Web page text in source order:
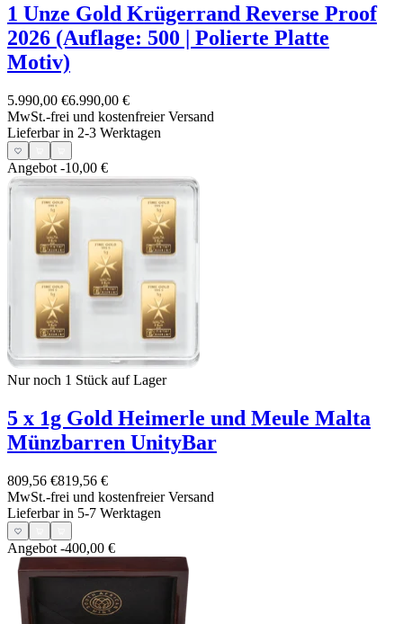
1 Unze Gold Krügerrand Reverse Proof
2026 (Auflage: 500 | Polierte Platte
Motiv)
5.990,00 €6.990,00 €
MwSt.-frei und kostenfreier Versand
Lieferbar in 2-3 Werktagen
Angebot -10,00 €
Nur noch 1 Stück auf Lager
5 x 1g Gold Heimerle und Meule Malta
Münzbarren UnityBar
809,56 €819,56 €
MwSt.-frei und kostenfreier Versand
Lieferbar in 5-7 Werktagen
Angebot -400,00 €